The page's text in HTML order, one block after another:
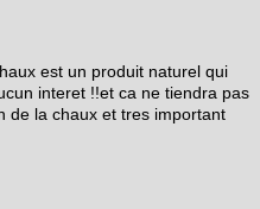
est un produit naturel qui
interet !!et ca ne tiendra pas
de la chaux et tres important